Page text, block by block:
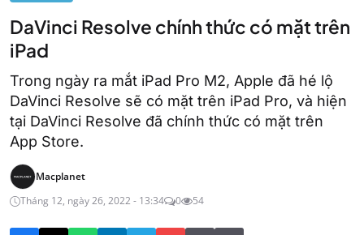
DaVinci Resolve chính thức có mặt trên
iPad
Trong ngày ra mắt iPad Pro M2, Apple đã hé lộ
DaVinci Resolve sẽ có mặt trên iPad Pro, và hiện
tại DaVinci Resolve đã chính thức có mặt trên
App Store.
Macplanet
Tháng 12, ngày 26, 2022 - 13:34
0 54